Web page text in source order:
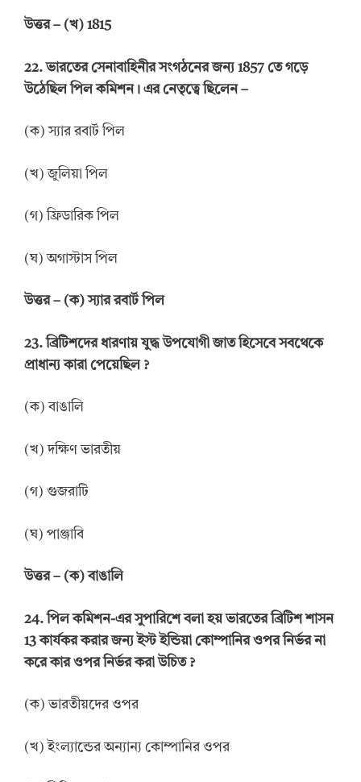
উত্তর– (খ) 1815
22.ভারতের সেনাবাহিনীর সংগঠনের জন্য 1857 তে গড়ে
উঠেছিল পিল কমিশন। এর নেতৃত্বে ছিলেন –
(ক) স্যার রবার্ট পিল
(খ) জুলিয়া পিল
(গ) ফ্রিডারিক পিল
(ঘ) অগাস্টাস পিল
উত্তর– (ক) স্যার রবার্ট পিল
23.ব্রিটিশদের ধারণায় যুদ্ধ উপযোগী জাত হিসেবে সবথেকে
প্রাধান্য কারা পেয়েছিল ?
(ক) বাঙালি
(খ) দক্ষিণ ভারতীয়
(গ) গুজরাটি
(ঘ) পাঞ্জাবি
উত্তর– (ক) বাঙালি
24.পিল কমিশন-এর সুপারিশে বলা হয় ভারতের ব্রিটিশ শাসন
13 কার্যকর করার জন্য ইস্ট ইন্ডিয়া কোম্পানির ওপর নির্ভর না
করে কার ওপর নির্ভর করা উচিত?
(ক) ভারতীয়দের ওপর
(খ) ইংল্যান্ডের অন্যান্য কোম্পানির ওপর